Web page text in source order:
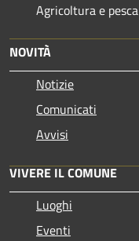
Agricoltura e pesca
NOVITÀ
Notizie
Comunicati
Avvisi
VIVERE IL COMUNE
Luoghi
Eventi